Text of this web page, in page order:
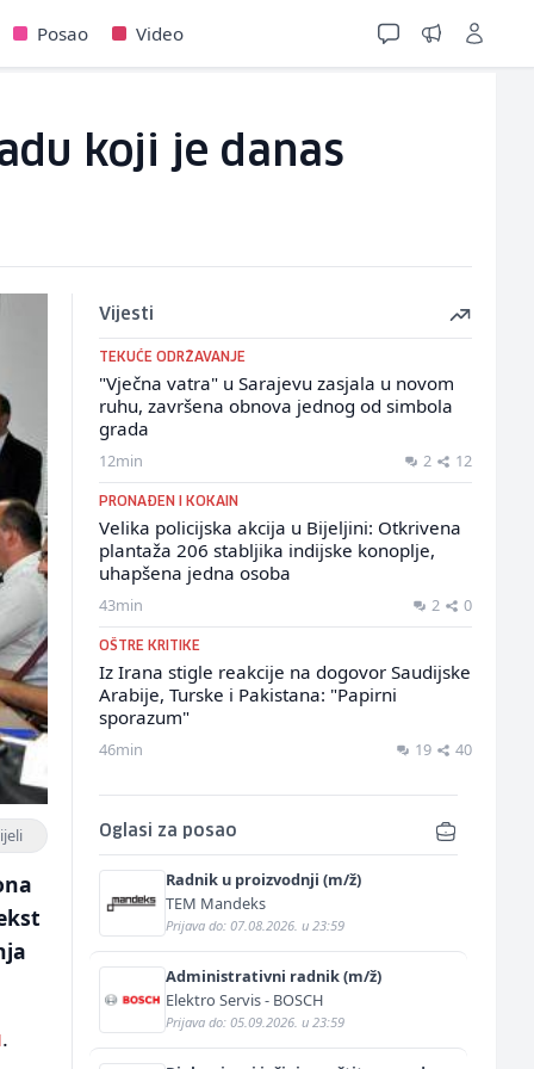
Posao Video
koji je danas
.
Vijesti
TEKUĆE ODRŽAVANJE
"Vječna vatra" u Sarajevu zasjala u novom
ruhu, završena obnova jednog od simbola
grada
12min 2 12
PRONAĐEN I KOKAIN
Velika policijska akcija u Bijeljini: Otkrivena
plantaža 206 stabljika indijske konoplje,
uhapšena jedna osoba
43min 2 0
OŠTRE KRITIKE
Iz Irana stigle reakcije na dogovor Saudijske
Arabije, Turske i Pakistana: "Papirni
sporazum"
46min 19 40
Oglasi za posao
Radnik u proizvodnji (m/ž)
TEM Mandeks
Prijava do: 07.08.2026. u 23:59
Administrativni radnik (m/ž)
Elektro Servis - BOSCH
Prijava do: 05.09.2026. u 23:59